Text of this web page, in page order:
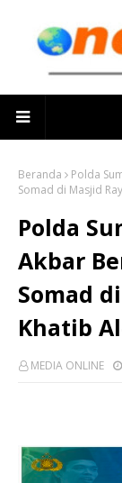
Beranda
Polda
Somad di Masjid
Polda
Akbar
Somad
Khatib
MEDIA ONLINE